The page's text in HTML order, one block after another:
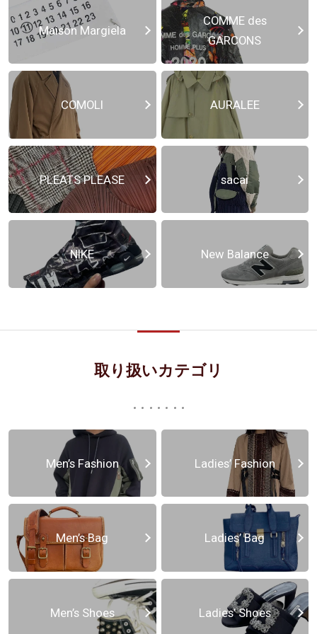
Maison Margiela
COMME des
GARCONS
COMOLI AURALEE
PLEATS PLEASE sacai
NIKE New Balance
取り扱いカテゴリ
Men’s Fashion Ladies’ Fashion
Men’s Bag Ladies’ Bag
Men’s Shoes Ladies’ Shoes